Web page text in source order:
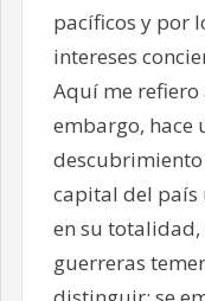
pacíficos y por
intereses
Aquí me refiero
embargo, hace
descubrimiento
capital del país
en su
guerreras